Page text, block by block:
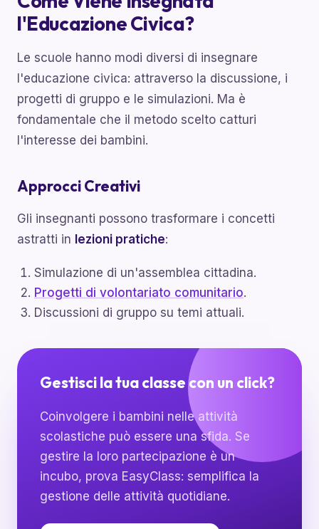
l'Educazione Civica?
Le scuole hanno modi diversi di insegnare
l'educazione civica: attraverso la discussione, i
progetti di gruppo e le simulazioni. Ma è
fondamentale che il metodo scelto catturi
l'interesse dei bambini.
Approcci Creativi
Gli insegnanti possono trasformare i concetti
astratti in lezioni pratiche:
Simulazione di un'assemblea cittadina.
Progetti di volontariato comunitario.
Discussioni di gruppo su temi attuali.
Gestisci la tua classe con un click?
Coinvolgere i bambini nelle attività
scolastiche può essere una sfida. Se
gestire la loro partecipazione è un
incubo, prova EasyClass: semplifica la
gestione delle attività quotidiane.